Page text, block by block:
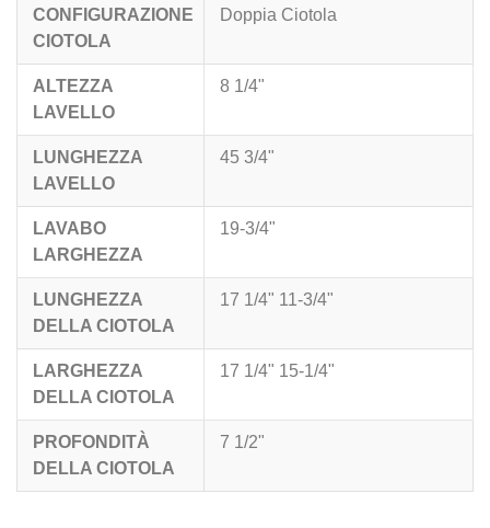
CONFIGURAZIONE
CIOTOLA
Doppia Ciotola
ALTEZZA
LAVELLO
8 1/4"
LUNGHEZZA
LAVELLO
45 3/4"
LAVABO
LARGHEZZA
19-3/4"
LUNGHEZZA
DELLA CIOTOLA
17 1/4" 11-3/4"
LARGHEZZA
DELLA CIOTOLA
17 1/4" 15-1/4"
PROFONDITÀ
DELLA CIOTOLA
7 1/2"